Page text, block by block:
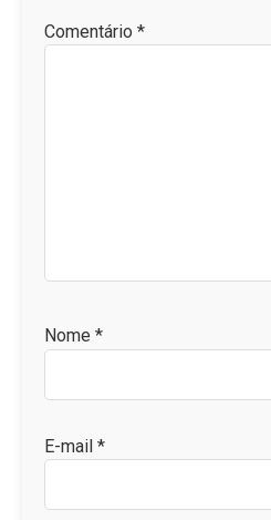
Comentário *
Nome *
E-mail *